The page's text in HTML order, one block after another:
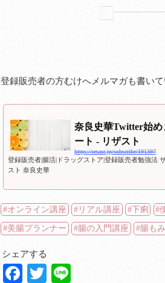
□
登録販売者の方むけへメルマガも書い
奈良史華Twitter始
ート - リザスト
https://resast.jp/subscribe/191397
登録販売者|腸活|ドラッグストア|登録販売者勉強法
スト 奈良史華
オンライン講座 リアル講座 下痢
美腸プランナー 腸の入門講座 腸も
シェアする
Facebook
Twitter